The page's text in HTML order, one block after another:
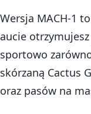
Wersja MACH-1
aucie otrzymujesz
sportowo
skórzaną Cactus
oraz pasów na